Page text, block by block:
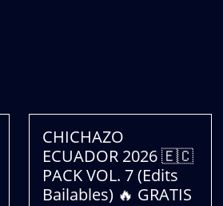
CHICHAZO
ECUADOR 2026 🇪🇨
PACK VOL. 7 (Edits
Bailables) 🔥 GRATIS